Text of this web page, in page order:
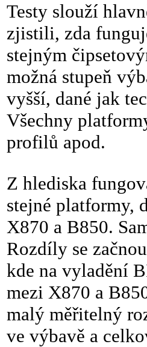
Testy slouží
zjistili, zda
stejným
možná stupeň
vyšší, dané jak
Všechny
profilů apod.
Z hlediska
stejné platformy,
X870 a B850.
Rozdíly se
kde na vyladění
mezi X870 a
malý měřitelný
ve výbavě a